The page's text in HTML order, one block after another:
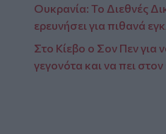
Ουκρανία: Το Διεθνές
ερευνήσει για πιθανά
Στο Κίεβο ο Σον Πεν για
γεγονότα και να πει